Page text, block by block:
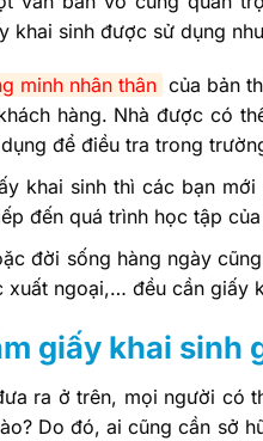
khai sinh được sử dụng
minh nhân thân của bản
hàng. Nhà được có
để điều tra trong
khai sinh thì các bạn
đến quá trình học tập
đời sống hàng ngày
xuất ngoại,… đều cần giấy
giấy khai sinh
ra ở trên, mọi người có
Do đó, ai cũng cần sở